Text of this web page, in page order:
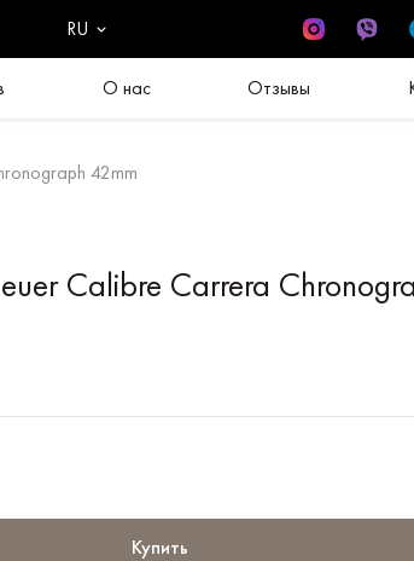
RU
О нас Отзывы
42mm
Calibre Carrera
Купить